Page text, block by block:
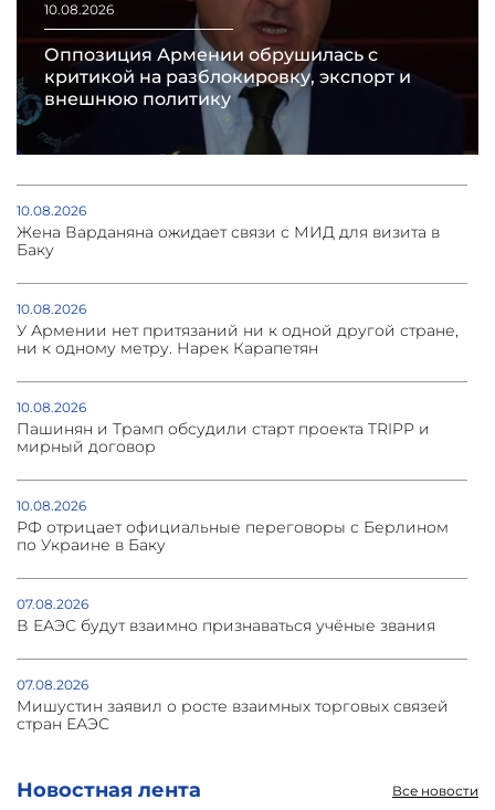
Новостная лента Все новости
10.08.2026
Оппозиция Армении обрушилась с
критикой на разблокировку, экспорт и
внешнюю политику
10.08.2026
Жена Варданяна ожидает связи с МИД для визита в
Баку
10.08.2026
У Армении нет притязаний ни к одной другой стране,
ни к одному метру. Нарек Карапетян
10.08.2026
Пашинян и Трамп обсудили старт проекта TRIPP и
мирный договор
10.08.2026
РФ отрицает официальные переговоры с Берлином
по Украине в Баку
07.08.2026
В ЕАЭС будут взаимно признаваться учёные звания
07.08.2026
Мишустин заявил о росте взаимных торговых связей
стран ЕАЭС
05.08.2026